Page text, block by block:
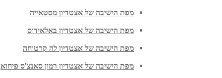
מפת הישיבה של אצטדיון מסטאייה
מפת הישיבה של אצטדיון באלאידוס
מפת הישיבה של אצטדיון לה קרטוחה
מפת הישיבה של אצטדיון רמון סאנצ'ס